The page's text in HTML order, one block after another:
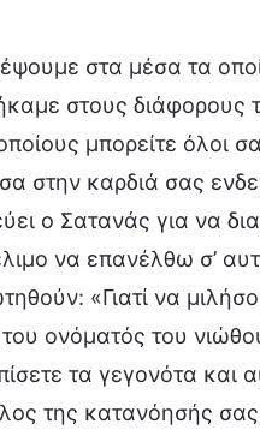
στα μέσα τα
στους διάφορους
μπορείτε όλοι
στην καρδιά σας
ο Σατανάς για να
να επανέλθω σ’
«Γιατί να
ονόματός του
τα γεγονότα
της κατανόησής